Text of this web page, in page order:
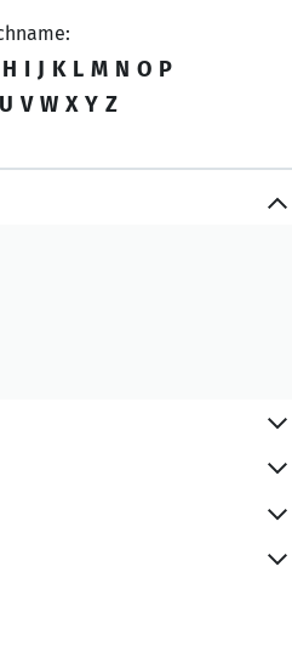
H I J K L M N O P
U V W X Y Z